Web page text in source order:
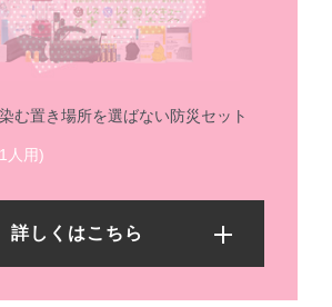
む置き場所を選ばない防災セット
人用)
詳しくはこちら